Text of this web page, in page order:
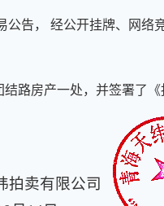
公告， 经公开挂牌、网络
结路房产一处，并签署了
拍卖有限公司